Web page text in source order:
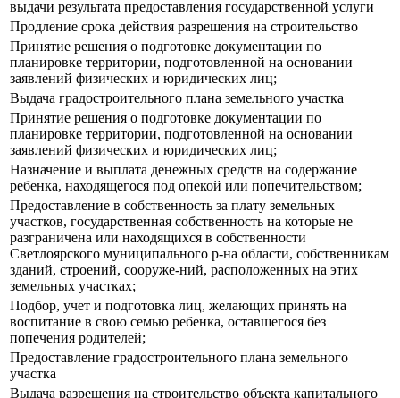
выдачи результата предоставления государственной услуги
Продление срока действия разрешения на строительство
Принятие решения о подготовке документации по
планировке территории, подготовленной на основании
заявлений физических и юридических лиц;
Выдача градостроительного плана земельного участка
Принятие решения о подготовке документации по
планировке территории, подготовленной на основании
заявлений физических и юридических лиц;
Назначение и выплата денежных средств на содержание
ребенка, находящегося под опекой или попечительством;
Предоставление в собственность за плату земельных
участков, государственная собственность на которые не
разграничена или находящихся в собственности
Светлоярского муниципального р-на области, собственникам
зданий, строений, сооруже-ний, расположенных на этих
земельных участках;
Подбор, учет и подготовка лиц, желающих принять на
воспитание в свою семью ребенка, оставшегося без
попечения родителей;
Предоставление градостроительного плана земельного
участка
Выдача разрешения на строительство объекта капитального